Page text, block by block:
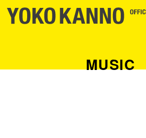
MUSIC